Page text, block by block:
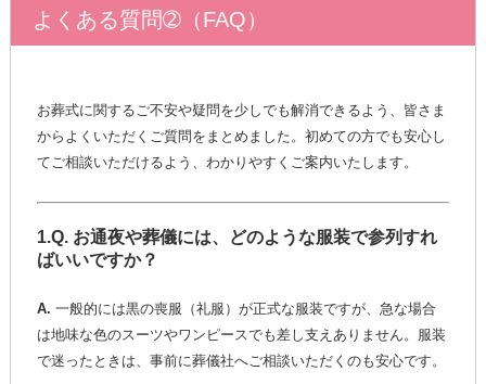
よくある質問➁（FAQ）
お葬式に関するご不安や疑問を少しでも解消できるよう、皆さま
からよくいただくご質問をまとめました。初めての方でも安心し
てご相談いただけるよう、わかりやすくご案内いたします。
1.Q. お通夜や葬儀には、どのような服装で参列すれ
ばいいですか？
A. 一般的には黒の喪服（礼服）が正式な服装ですが、急な場合
は地味な色のスーツやワンピースでも差し支えありません。服装
で迷ったときは、事前に葬儀社へご相談いただくのも安心です。